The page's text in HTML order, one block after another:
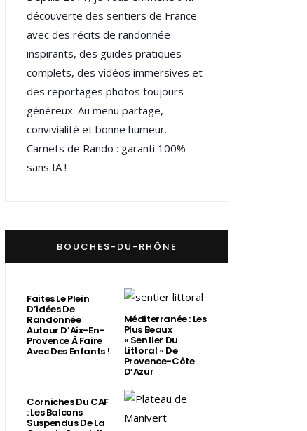
découverte des sentiers de France
avec des récits de randonnée
inspirants, des guides pratiques
complets, des vidéos immersives et
des reportages photos toujours
généreux. Au menu partage,
convivialité et bonne humeur.
Carnets de Rando : garanti 100%
sans IA !
BOUCHES-DU-RHÔNE
Faites Le Plein
D’idées De
Randonnée
Autour D’Aix-En-
Provence À Faire
Avec Des Enfants !
Méditerranée : Les
Plus Beaux
« Sentier Du
Littoral » De
Provence-Côte
D’Azur
Corniches Du CAF
: Les Balcons
Suspendus De La